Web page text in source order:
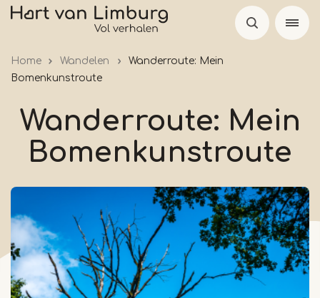
Skip
Home Wandelen
Wanderroute: Mein
Bomenkunstroute
Wanderroute: Mein
Bomenkunstroute